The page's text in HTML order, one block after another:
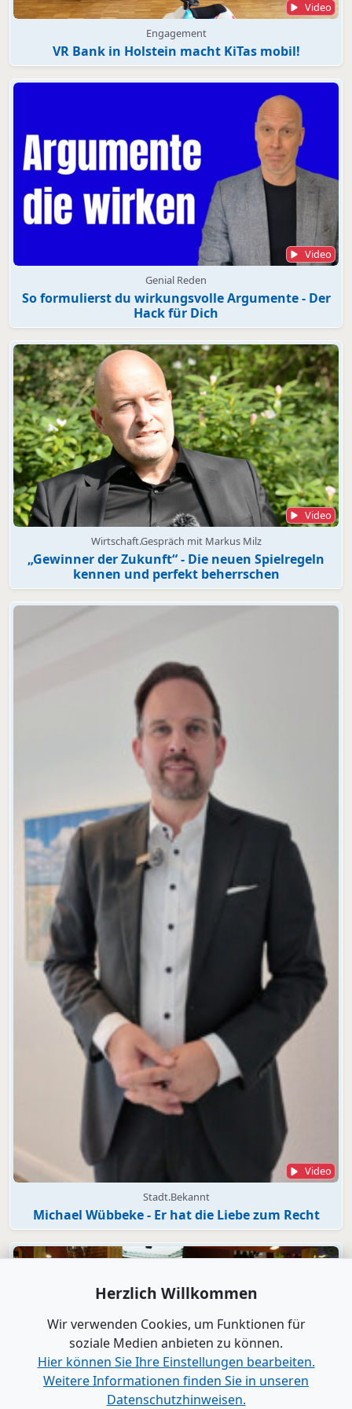
Video
Engagement
VR Bank in Holstein macht KiTas mobil!
Video
Genial Reden
So formulierst du wirkungsvolle Argumente - Der
Hack für Dich
Video
Wirtschaft.Gespräch mit Markus Milz
„Gewinner der Zukunft“ - Die neuen Spielregeln
kennen und perfekt beherrschen
Video
Stadt.Bekannt
Michael Wübbeke - Er hat die Liebe zum Recht
Herzlich Willkommen
Wir verwenden Cookies, um Funktionen für
soziale Medien anbieten zu können.
Hier können Sie Ihre Einstellungen bearbeiten.
Weitere Informationen finden Sie in unseren
Datenschutzhinweisen.